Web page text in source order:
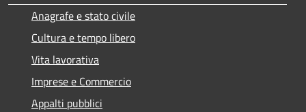
Anagrafe e stato civile
Cultura e tempo libero
Vita lavorativa
Imprese e Commercio
Appalti pubblici